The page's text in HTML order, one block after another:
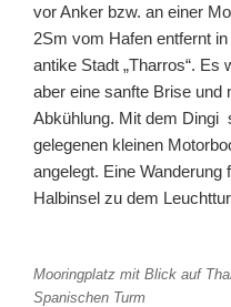
vor Anker bzw. an einer
2Sm vom Hafen entfernt
antike Stadt „Tharros“. Es
aber eine sanfte Brise und
Abkühlung. Mit dem Dingi
gelegenen kleinen
angelegt. Eine Wanderung
Halbinsel zu dem
Mooringplatz mit Blick auf
Spanischen Turm